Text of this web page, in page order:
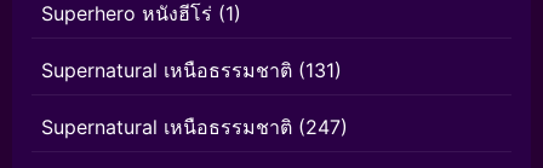
Superhero หนังฮีโร่ (1)
Supernatural เหนือธรรมชาติ (131)
Supernatural เหนือธรรมชาติ (247)